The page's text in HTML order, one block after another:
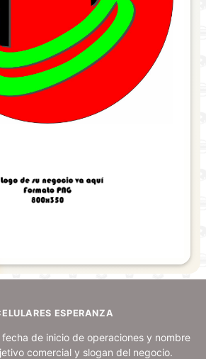
ESPERANZA
de inicio de operaciones y nombre
comercial y slogan del negocio.